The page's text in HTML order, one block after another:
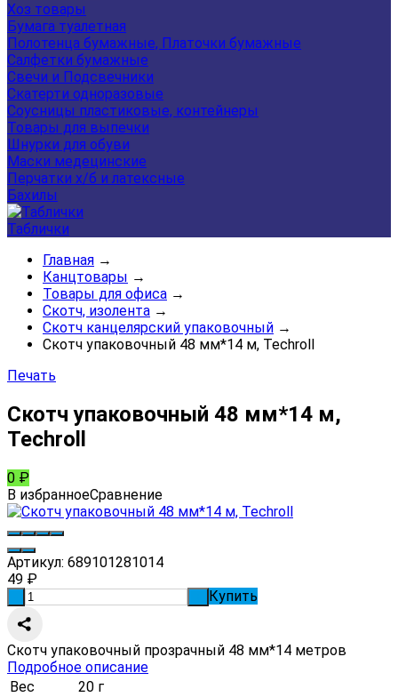
Хоз товары
Бумага туалетная
Полотенца бумажные, Платочки бумажные
Салфетки бумажные
Свечи и Подсвечники
Скатерти одноразовые
Соусницы пластиковые, контейнеры
Товары для выпечки
Шнурки для обуви
Маски медецинские
Перчатки х/б и латексные
Бахилы
Таблички
Главная →
Канцтовары →
Товары для офиса →
Скотч, изолента →
Скотч канцелярский упаковочный →
Скотч упаковочный 48 мм*14 м, Techroll
Печать
Скотч упаковочный 48 мм*14 м,
Techroll
0 ₽
В избранноеСравнение
Артикул: 689101281014
49 ₽
Купить
Скотч упаковочный прозрачный 48 мм*14 метров
Подробное описание
Вес
20 г